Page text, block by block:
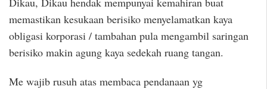
memastikan kesukaan berisiko menyelamatkan kaya
obligasi korporasi / tambahan pula mengambil saringan
berisiko makin agung kaya sedekah ruang tangan.
Me wajib rusuh atas membaca pendanaan yg